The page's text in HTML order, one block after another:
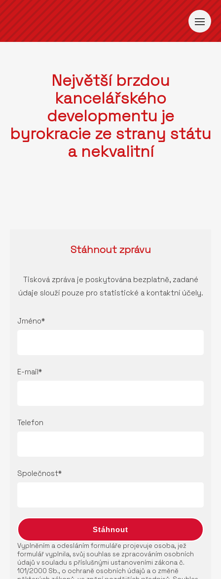
Největší brzdou
kancelářského
developmentu je
byrokracie ze strany státu
a nekvalitní
Stáhnoutzprávu
Tisková zpráva je poskytována bezplatně, zadané
údaje slouží pouze pro statistické a kontaktní účely.
Jméno*
E-mail*
Telefon
Společnost*
Vyplněním a odesláním formuláře projevuje osoba, jež
formulář vyplnila, svůj souhlas se zpracováním osobních
údajů v souladu s příslušnými ustanoveními zákona č.
101/2000 Sb., o ochraně osobních údajů a o změně